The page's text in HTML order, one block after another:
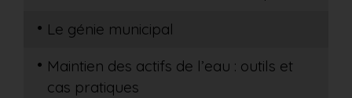
Le génie municipal
Maintien des actifs de l’eau : outils et
cas pratiques